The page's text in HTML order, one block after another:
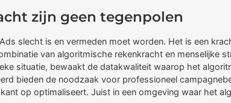
zijn geen tegenpolen
slecht is en vermeden moet worden. Het is een
van algoritmische rekenkracht en menselijke
situatie, bewaakt de datakwaliteit waarop het
bieden de noodzaak voor professioneel
op optimaliseert. Juist in een omgeving waar het